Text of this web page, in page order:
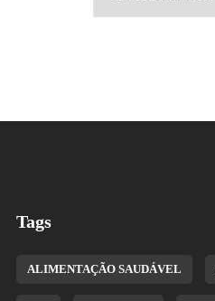
Tags
ALIMENTAÇÃO SAUDÁVEL